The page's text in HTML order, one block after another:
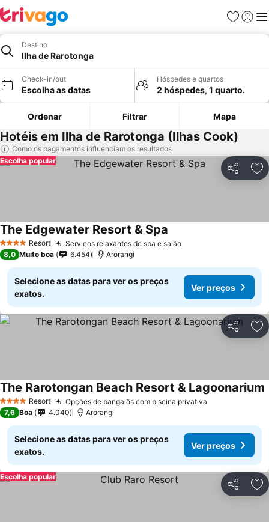
Favoritos
Iniciar
Destino
Ilha de Rarotonga
Check-in/out
Escolha as datas
Hóspedes e quartos
2 hóspedes, 1 quarto.
Ordenar Filtrar Mapa
Hotéis em Ilha de Rarotonga (Ilhas Cook)
Como os pagamentos influenciam os resultados
Partilhar
Escolha popular
4 EstrelasResort Serviços relaxantes de spa e salão
The Edgewater Resort & Spa
8,0 Muito boa 6.454 Arorangi
Selecione as datas para ver os preços
exatos.
Ver preços
Partilhar
4 EstrelasResort Opções de bangalôs com piscina privativa
The Rarotongan Beach Resort & Lagoonarium
7,6 Boa 4.040 Arorangi
Selecione as datas para ver os preços
exatos.
Ver preços
Partilhar
Escolha popular